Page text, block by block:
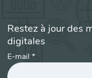
Restez à jour des
digitales
E-mail *